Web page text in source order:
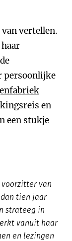
van vertellen.
persoonlijke
en
een stukje
voorzitter van
tien jaar
strateeg in
vanuit haar
en lezingen